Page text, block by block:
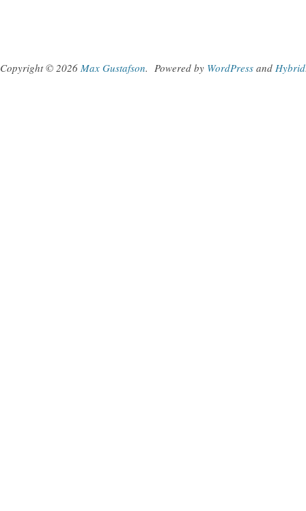
Copyright © 2026 Max Gustafson. Powered by WordPress and Hybrid